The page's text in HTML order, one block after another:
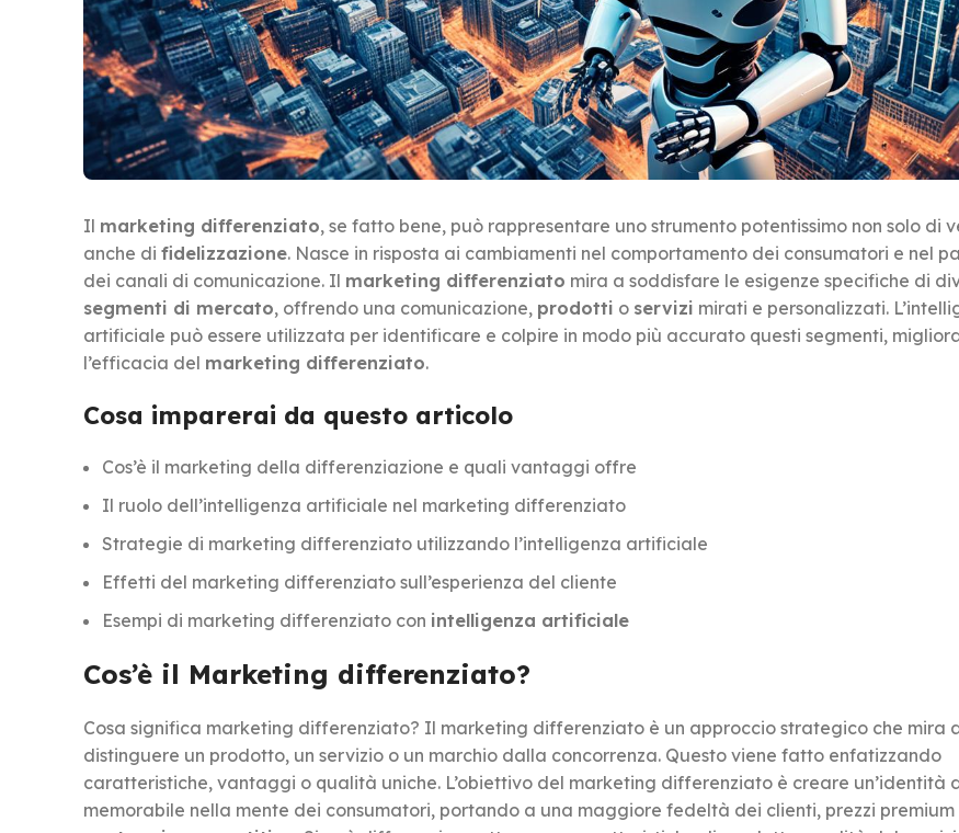
Il marketing differenziato, se fatto bene, può rappresentare uno strumento potentissimo non solo di
anche di fidelizzazione. Nasce in risposta ai cambiamenti nel comportamento dei consumatori e nel
dei canali di comunicazione. Il marketing differenziato mira a soddisfare le esigenze specifiche di
segmenti di mercato, offrendo una comunicazione, prodotti o servizi mirati e personalizzati.
artificiale può essere utilizzata per identificare e colpire in modo più accurato questi segmenti,
l’efficacia del marketing differenziato.
Cosa imparerai da questo articolo
Cos’è il marketing della differenziazione e quali vantaggi offre
Il ruolo dell’intelligenza artificiale nel marketing differenziato
Strategie di marketing differenziato utilizzando l’intelligenza artificiale
Effetti del marketing differenziato sull’esperienza del cliente
Esempi di marketing differenziato con intelligenza artificiale
Cos’è il Marketing differenziato?
Cosa significa marketing differenziato? Il marketing differenziato è un approccio strategico che mira
distinguere un prodotto, un servizio o un marchio dalla concorrenza. Questo viene fatto enfatizzando
caratteristiche, vantaggi o qualità uniche. L’obiettivo del marketing differenziato è creare un’identità
memorabile nella mente dei consumatori, portando a una maggiore fedeltà dei clienti, prezzi premium